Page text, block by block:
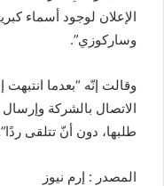
الإعلان لوجود أسماء
وساركوزي”.
وقالت إنّه “بعدما
الاتصال بالشركة وإرسال
طلبها، دون أنّ تتلقى
المصدر : إرم نيوز